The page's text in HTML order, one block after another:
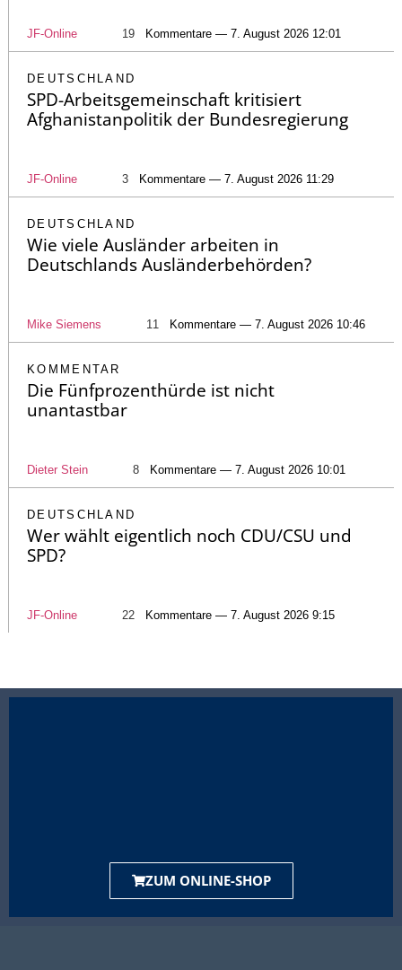
JF-Online 19 Kommentare — 7. August 2026 12:01
DEUTSCHLAND
SPD-Arbeitsgemeinschaft kritisiert
Afghanistanpolitik der Bundesregierung
JF-Online 3 Kommentare — 7. August 2026 11:29
DEUTSCHLAND
Wie viele Ausländer arbeiten in
Deutschlands Ausländerbehörden?
Mike Siemens 11 Kommentare — 7. August 2026 10:46
KOMMENTAR
Die Fünfprozenthürde ist nicht
unantastbar
Dieter Stein 8 Kommentare — 7. August 2026 10:01
DEUTSCHLAND
Wer wählt eigentlich noch CDU/CSU und
SPD?
JF-Online 22 Kommentare — 7. August 2026 9:15
ZUM ONLINE-SHOP